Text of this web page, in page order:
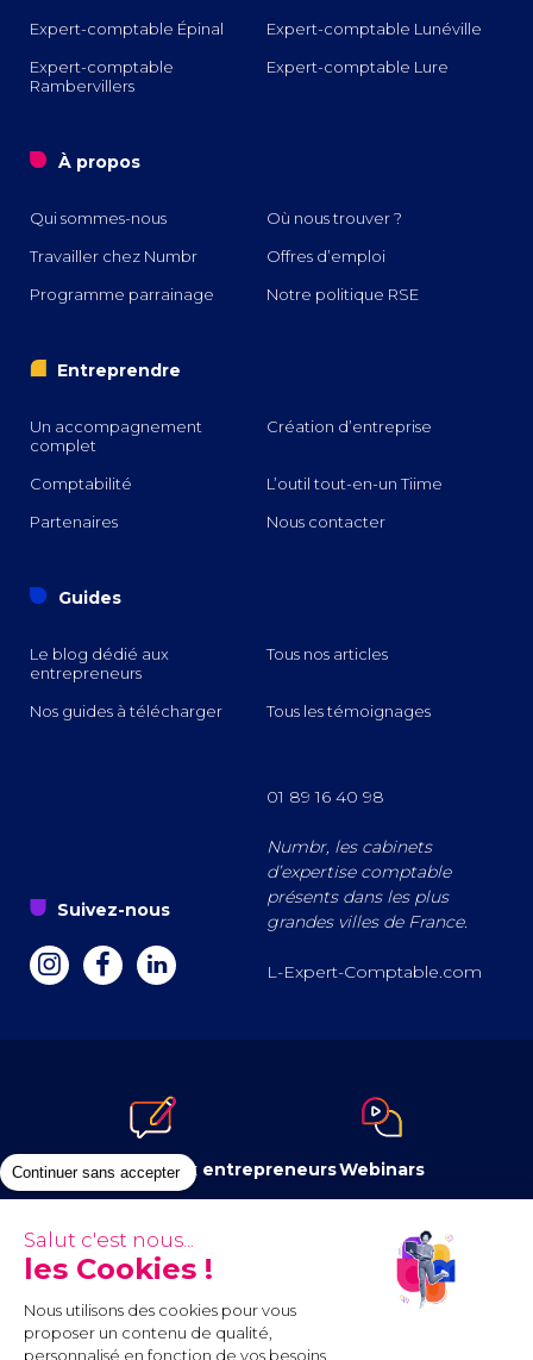
Continuer sans accepter
Salut c'est nous...
les Cookies !
Nous utilisons des cookies pour vous
proposer un contenu de qualité,
personnalisé en fonction de vos besoins.
Expert-comptable Épinal
Expert-comptable Lunéville
Expert-comptable
Rambervillers
Expert-comptable Lure
o À propos
Qui sommes-nous
Où nous trouver ?
Travailler chez Numbr
Offres d’emploi
Programme parrainage
Notre politique RSE
i Entreprendre
Un accompagnement
complet
Création d’entreprise
Comptabilité
L’outil tout-en-un Tiime
Partenaires
Nous contacter
o Guides
Le blog dédié aux
entrepreneurs
Tous nos articles
Nos guides à télécharger Tous les témoignages
s Suivez-nous
a z e
01 89 16 40 98
Numbr, les cabinets
d’expertise comptable
présents dans les plus
grandes villes de France.
L-Expert-Comptable.com
Le blog dédié aux entrepreneursWebinars
Newsletter Contenus à télécharger